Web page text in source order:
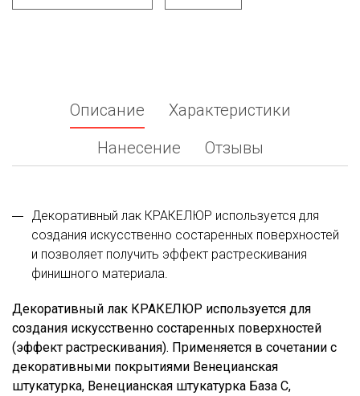
Описание
Характеристики
Нанесение
Отзывы
Декоративный лак КРАКЕЛЮР используется для
создания искусственно состаренных поверхностей
и позволяет получить эффект растрескивания
финишного материала.
Декоративный лак КРАКЕЛЮР используется для
создания искусственно состаренных поверхностей
(эффект растрескивания). Применяется в сочетании с
декоративными покрытиями Венецианская
штукатурка, Венецианская штукатурка База С,